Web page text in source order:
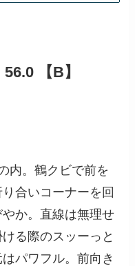
【B】
内。鶴クビで前を
合いコーナーを回
か。直線は無理せ
る際のスッーっと
パワフル。前向き